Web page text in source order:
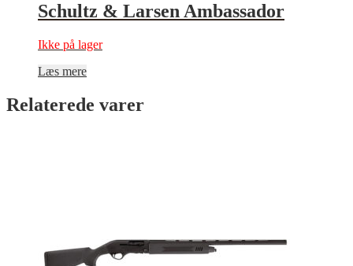
Schultz & Larsen Ambassador
Ikke på lager
Læs mere
Relaterede varer